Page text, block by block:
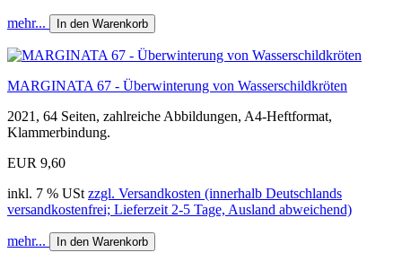
mehr... In den Warenkorb
MARGINATA 67 - Überwinterung von Wasserschildkröten
2021, 64 Seiten, zahlreiche Abbildungen, A4-Heftformat,
Klammerbindung.
EUR 9,60
inkl. 7 % USt zzgl. Versandkosten (innerhalb Deutschlands
versandkostenfrei; Lieferzeit 2-5 Tage, Ausland abweichend)
mehr... In den Warenkorb